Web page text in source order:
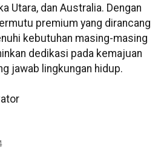
Utara, dan Australia. Dengan
premium yang dirancang
kebutuhan masing-masing
dedikasi pada kemajuan
jawab lingkungan hidup.